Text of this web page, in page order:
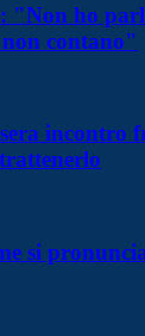
"Non ho
contano"
incontro
si